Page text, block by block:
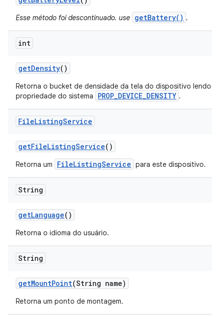
Esse método foi descontinuado. use getBattery() .
int
getDensity()
Retorna o bucket de densidade da tela do dispositivo lendo o
propriedade do sistema
PROP_DEVICE_DENSITY .
FileListingService
getFileListingService()
Retorna um FileListingService para este dispositivo.
String
getLanguage()
Retorna o idioma do usuário.
String
getMountPoint(String name)
Retorna um ponto de montagem.